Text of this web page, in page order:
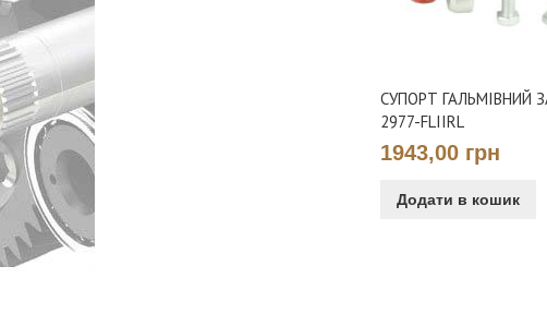
СУПОРТ ГАЛЬМІВНИЙ
2977-FLIIRL
1943,00 грн
Додати в кошик